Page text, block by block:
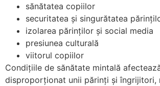
sănătatea copiilor
securitatea și singurătatea
izolarea părinților și social media
presiunea culturală
viitorul copiilor
Condițiile de sănătate mintală
disproporționat unii părinți și îngrijitori,